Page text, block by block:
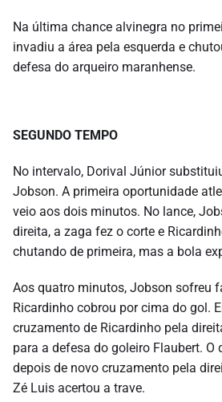
Na última chance alvinegra no
invadiu a área pela esquerda e
defesa do arqueiro maranhense.
SEGUNDO TEMPO
No intervalo, Dorival Júnior
Jobson. A primeira oportunidade
veio aos dois minutos. No lance,
direita, a zaga fez o corte e
chutando de primeira, mas a bola
Aos quatro minutos, Jobson sofreu
Ricardinho cobrou por cima do gol.
cruzamento de Ricardinho pela
para a defesa do goleiro Flaubert. O
depois de novo cruzamento pela
Zé Luis acertou a trave.